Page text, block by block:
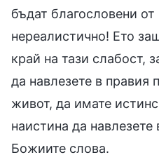
бъдат благословени
нереалистично! Ето
край на тази слабост,
да навлезете в правия
живот, да имате
наистина да навлезете
Божиите слова.